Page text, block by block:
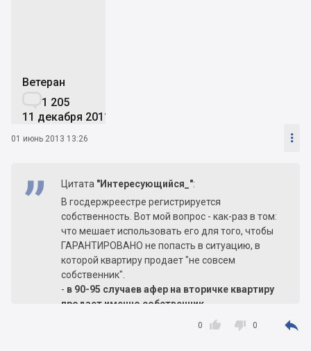
Ветеран
1 205
11 декабря 2011
01 июнь 2013 13:26 
Цитата "Интересующийся_":
В госдержреестре регистрируется
собственность. Вот мой вопрос - как-раз в том:
что мешает использовать его для того, чтобы
ГАРАНТИРОВАНО не попасть в ситуацию, в
которой квартиру продает "не совсем
собственник".
- в 90-95 случаев афер на вторичке квартиру
продает именно собственник.
а) не он один собственник оказался

0  0 